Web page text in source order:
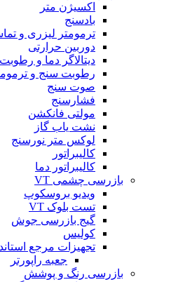
اکسیژن متر
بادسنج
ترمومتر لیزری و
دوربین حرارتی
دیتالاگر دما و رطوبت
رطوبت سنج و
صوت سنج
فشارسنج
مولتی فانکشن
نشت یاب گاز
لوکس متر نورسنج
کالیبراتور
کالیبراتور دما
بازرسی چشمی VT
ویدیو بروسکوپ
تست بلوک VT
گیج بازرسی جوش
کولیس
تجهیزات مرجع
جعبه راپورتر
بازرسی رنگ و پوشش